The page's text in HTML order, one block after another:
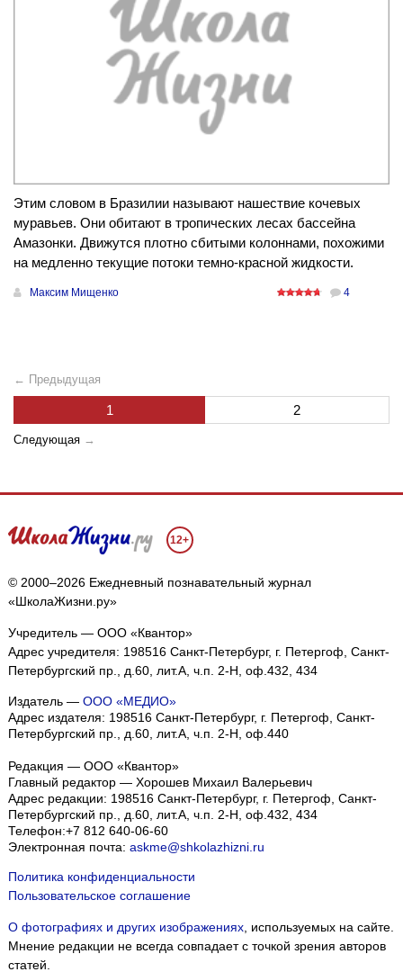
Этим словом в Бразилии называют нашествие кочевых
муравьев. Они обитают в тропических лесах бассейна
Амазонки. Движутся плотно сбитыми колоннами, похожими
на медленно текущие потоки темно-красной жидкости.
Максим Мищенко 4
← Предыдущая
1 2
Следующая →
12+
© 2000–2026 Ежедневный познавательный журнал
«ШколаЖизни.ру»
Учредитель — ООО «Квантор»
Адрес учредителя: 198516 Санкт-Петербург, г. Петергоф, Санкт-
Петербургский пр., д.60, лит.А, ч.п. 2-Н, оф.432, 434
Издатель — ООО «МЕДИО»
Адрес издателя: 198516 Санкт-Петербург, г. Петергоф, Санкт-
Петербургский пр., д.60, лит.А, ч.п. 2-Н, оф.440
Редакция — ООО «Квантор»
Главный редактор — Хорошев Михаил Валерьевич
Адрес редакции: 198516 Санкт-Петербург, г. Петергоф Санкт-
Петербургский пр., д.60, лит.А, ч.п. 2-Н, оф.432, 434
Телефон:+7 812 640-06-60
Электронная почта: askme@shkolazhizni.ru
Политика конфиденциальности
Пользовательское соглашение
О фотографиях и других изображениях, используемых на сайте.
Мнение редакции не всегда совпадает с точкой зрения авторов
статей.